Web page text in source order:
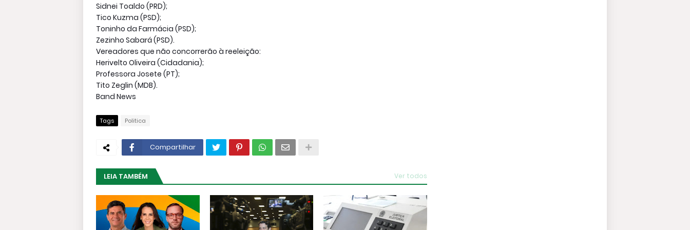
Sidnei Toaldo (PRD);
Tico Kuzma (PSD);
Toninho da Farmácia (PSD);
Zezinho Sabará (PSD).
Vereadores que não concorrerão à reeleição:
Herivelto Oliveira (Cidadania);
Professora Josete (PT);
Tito Zeglin (MDB).
Band News
Tags Politica
Compartilhar
LEIA TAMBÉM Ver todos